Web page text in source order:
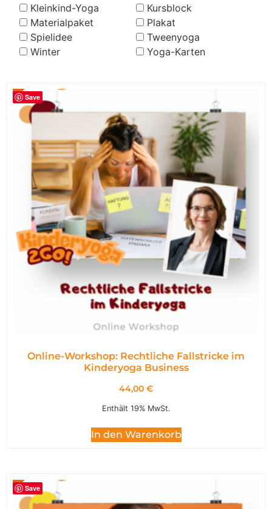
Kleinkind-Yoga
Kursblock
Materialpaket
Plakat
Spielidee
Tweenyoga
Winter
Yoga-Karten
Save
Online-Workshop: Rechtliche Fallstricke im
Kinderyoga Business
44,00 €
Enthält 19% MwSt.
In den Warenkorb
Save